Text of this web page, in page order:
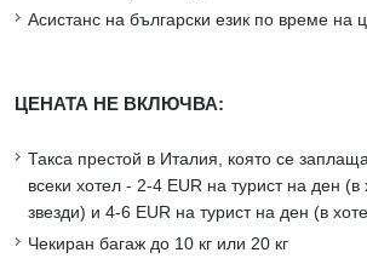
Асистанс на български език по време на
ЦЕНАТА НЕ ВКЛЮЧВА:
Такса престой в Италия, която се
всеки хотел - 2-4 EUR на турист на ден (в
звезди) и 4-6 EUR на турист на ден (в
Чекиран багаж до 10 кг или 20 кг